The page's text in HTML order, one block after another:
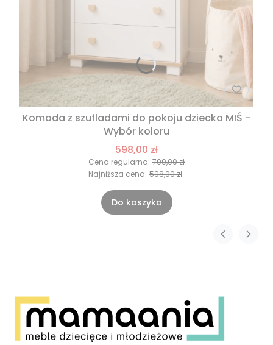
Komoda z szufladami do pokoju dziecka MIŚ -
Wybór koloru
598,00 zł
Cena regularna: 799,00 zł
Najniższa cena: 598,00 zł
Do koszyka